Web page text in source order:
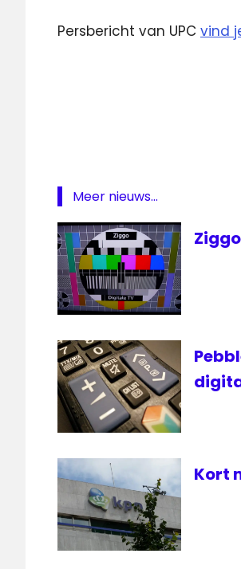
Persbericht van UPC vind
Meer nieuws...
Kort